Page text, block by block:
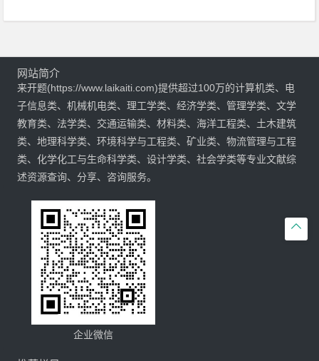

网站简介
来开题(https://www.laikaiti.com)提供超过100万的计算机类、电
子信息类、机械机电类、理工学类、经济学类、管理学类、文学
教育类、法学类、交通运输类、材料类、海洋工程类、土木建筑
类、地理科学类、环境科学与工程类、矿业类、物流管理与工程
类、化学化工与生命科学类、设计学类、社会学类等专业文献综
述资源查询、分享、咨询服务。
企业微信